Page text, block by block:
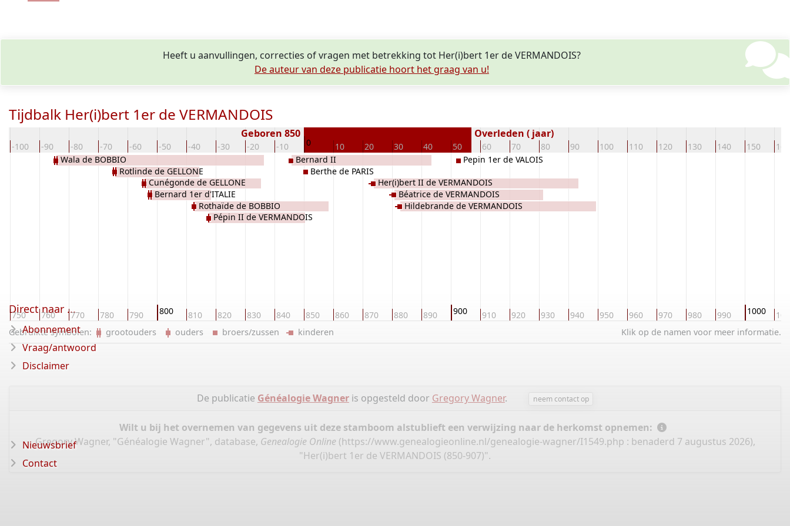
Heeft u aanvullingen, correcties of vragen met betrekking tot Her(i)bert 1er de VERMANDOIS?
De auteur van deze publicatie hoort het graag van u!
Tijdbalk Her(i)bert 1er de VERMANDOIS
-100 -90 -80 -70 -60 -50 -40 -30 -20 -10 0 10 20 30 40 50 60 70 80 90 100 110 120 130 140 150 160
Geboren 850 Overleden ( jaar)
750 760 770 780 790 800 810 820 830 840 850 860 870 880 890 900 910 920 930 940 950 960 970 980 990 1000
Wala de BOBBIO
Rotlinde de GELLONE
Cunégonde de GELLONE
Bernard 1er d'ITALIE
Rothaïde de BOBBIO
Pépin II de VERMANDOIS
Bernard II
Berthe de PARIS
Her(i)bert II de VERMANDOIS
Béatrice de VERMANDOIS
Hildebrande de VERMANDOIS
Pepin 1er de VALOIS
Klik op de namen voor meer informatie.
Gebruikte symbolen: grootouders ouders broers/zussen kinderen
De publicatie Généalogie Wagneris opgesteld door Gregory Wagner. neem contact op
Wilt u bij het overnemen van gegevens uit deze stamboom alstublieft een verwijzing naar de herkomst opnemen:
Gregory Wagner, "Généalogie Wagner", database, Genealogie Online (https://www.genealogieonline.nl/genealogie-wagner/I1549.php : benaderd 7 augustus 2026),
"Her(i)bert 1er de VERMANDOIS (850-907)".
Direct naar ...
Abonnement
Vraag/antwoord
Disclaimer
Nieuwsbrief
Contact